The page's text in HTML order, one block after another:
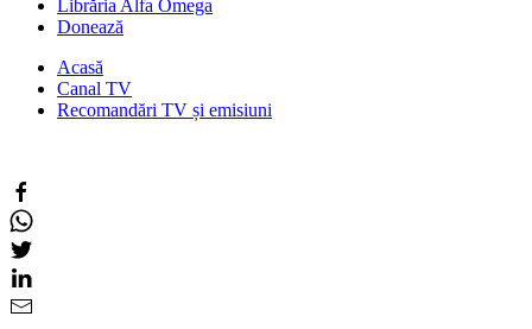
Librăria Alfa Omega
Donează
Acasă
Canal TV
Recomandări TV și emisiuni